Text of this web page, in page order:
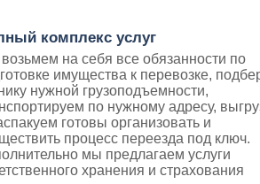
комплекс услуг
на себя все обязанности по
имущества к перевозке,
нужной грузоподъемности,
по нужному адресу,
готовы организовать и
процесс переезда под ключ.
мы предлагаем услуги
хранения и страхования